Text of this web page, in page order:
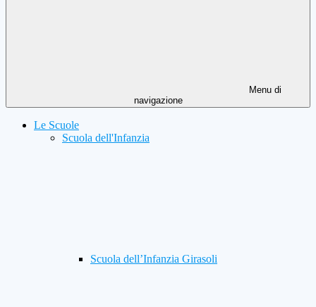
Menu di
navigazione
Le Scuole
Scuola dell'Infanzia
Scuola dell’Infanzia Girasoli